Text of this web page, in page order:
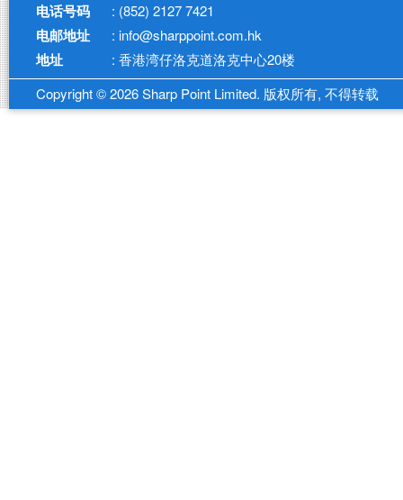
电话号码 : (852) 2127 7421
电邮地址 : info@sharppoint.com.hk
地址
: 香港湾仔洛克道洛克中心20楼
Copyright © 2026 Sharp Point Limited. 版权所有, 不得转载